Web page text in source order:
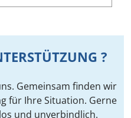
?
Gemeinsam finden wir
für Ihre Situation. Gerne
und unverbindlich.